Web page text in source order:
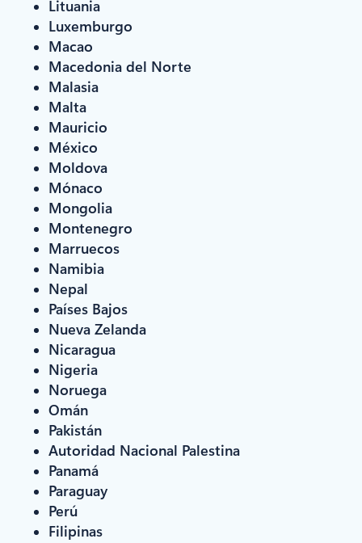
Lituania
Luxemburgo
Macao
Macedonia del Norte
Malasia
Malta
Mauricio
México
Moldova
Mónaco
Mongolia
Montenegro
Marruecos
Namibia
Nepal
Países Bajos
Nueva Zelanda
Nicaragua
Nigeria
Noruega
Omán
Pakistán
Autoridad Nacional Palestina
Panamá
Paraguay
Perú
Filipinas